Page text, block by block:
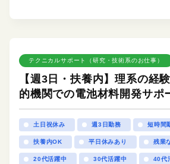
テクニカルサポート（研究・技術系のお仕事）
【週3日・扶養内】理系の経
的機関での電池材料開発サポ
土日祝休み 週3日勤務 短時間
扶養内OK 平日休みあり 残業
20代活躍中 30代活躍中 40代